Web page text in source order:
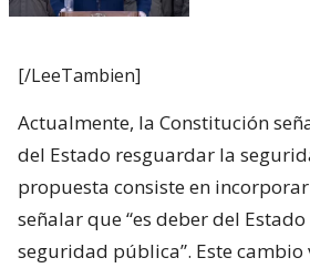
[/LeeTambien]
Actualmente, la Constitución
del Estado resguardar la
propuesta consiste en
señalar que “es deber del
seguridad pública”. Este